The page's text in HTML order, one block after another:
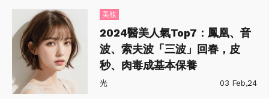
美妝
2024醫美人氣Top7：鳳凰、音
波、索夫波「三波」回春，皮
秒、肉毒成基本保養
光 03 Feb,24